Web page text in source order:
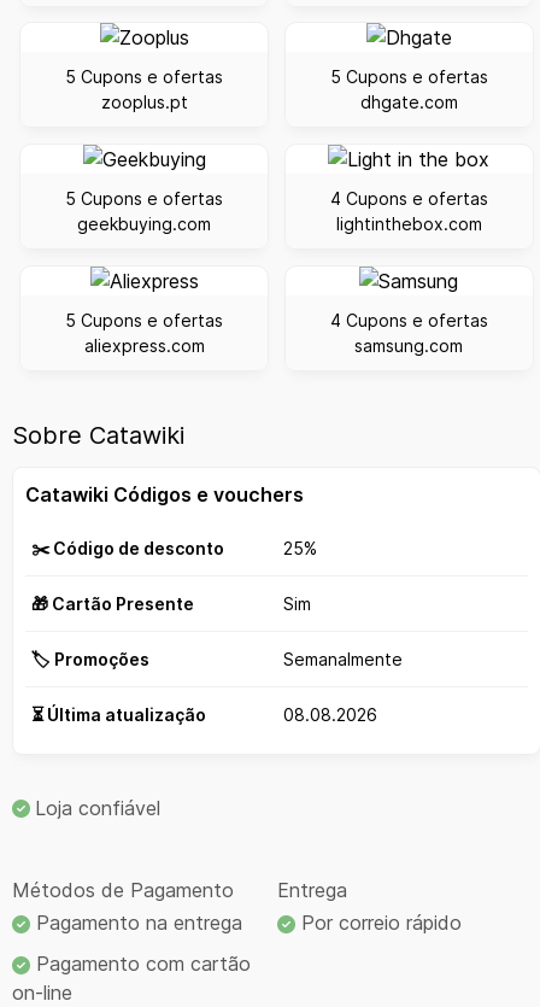
5 Cupons e ofertas
zooplus.pt
5 Cupons e ofertas
dhgate.com
5 Cupons e ofertas
geekbuying.com
4 Cupons e ofertas
lightinthebox.com
5 Cupons e ofertas
aliexpress.com
4 Cupons e ofertas
samsung.com
Sobre Catawiki
Catawiki Códigos e vouchers
✂️ Código de desconto 25%
🎁 Cartão Presente Sim
🏷️ Promoções Semanalmente
⏳ Última atualização 08.08.2026
Loja confiável
Métodos de Pagamento
Pagamento na entrega
Pagamento com cartão
on-line
Entrega
Por correio rápido